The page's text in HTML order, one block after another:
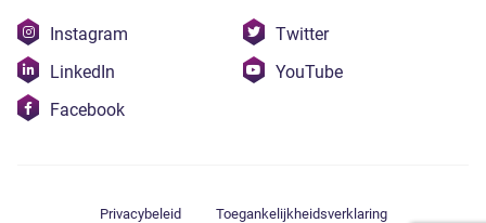
Bezoek
onze
instagram
Instagram
Bezoek
onze
Twitter
Bezoek
onze
LinkedIn
Bezoek
YouTube
Bezoek
Facebook
Privacybeleid Toegankelijkheidsverklaring